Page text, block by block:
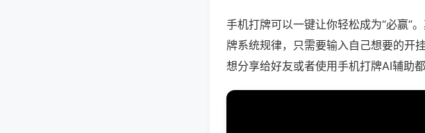
手机打牌可以一键让你轻松成为“必赢”
牌系统规律，只需要输入自己想要的开
想分享给好友或者使用手机打牌AI辅助都